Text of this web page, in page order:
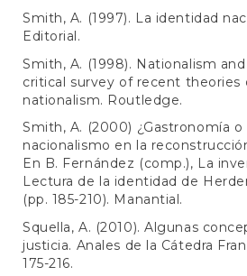
Smith, A. (1997). La identidad
Editorial.
Smith, A. (1998). Nationalism
critical survey of recent theories
nationalism. Routledge.
Smith, A. (2000) ¿Gastronomía o
nacionalismo en la
En B. Fernández (comp.), La
Lectura de la identidad de
(pp. 185-210). Manantial.
Squella, A. (2010). Algunas
justicia. Anales de la Cátedra
175-216.